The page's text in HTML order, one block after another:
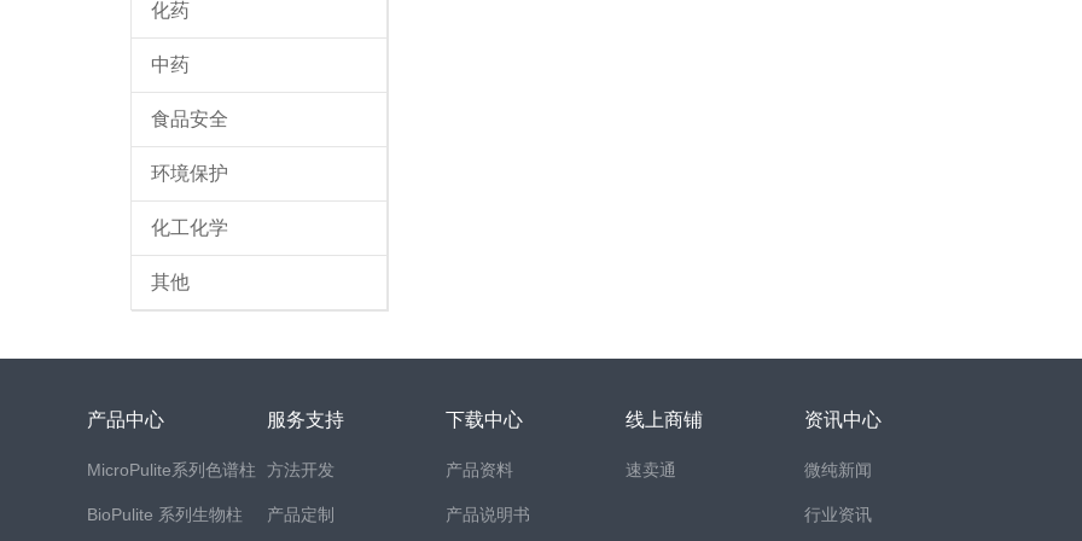
化药
中药
食品安全
环境保护
化工化学
其他
产品中心
MicroPulite系列色谱柱
BioPulite 系列生物柱
服务支持
方法开发
产品定制
下载中心
产品资料
产品说明书
线上商铺
速卖通
资讯中心
微纯新闻
行业资讯